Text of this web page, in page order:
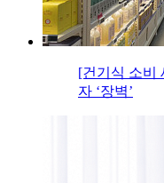
[건기식 소비
자 ‘장벽’